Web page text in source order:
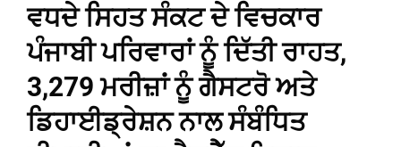
ਵਧਦੇ ਸਿਹਤ ਸੰਕਟ ਦੇ ਵਿਚਕਾਰ
ਪੰਜਾਬੀ ਪਰਿਵਾਰਾਂ ਨੂੰ ਦਿੱਤੀ ਰਾਹਤ,
3,279 ਮਰੀਜ਼ਾਂ ਨੂੰ ਗੈਸਟਰੋ ਅਤੇ
ਡਿਹਾਈਡ੍ਰੇਸ਼ਨ ਨਾਲ ਸੰਬੰਧਿਤ